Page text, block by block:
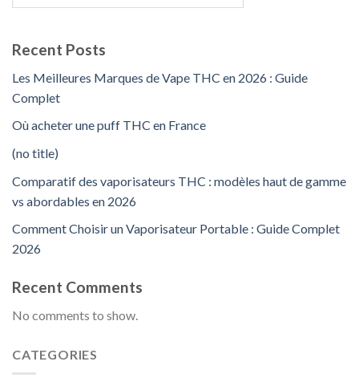
Recent Posts
Les Meilleures Marques de Vape THC en 2026 : Guide
Complet
Où acheter une puff THC en France
(no title)
Comparatif des vaporisateurs THC : modèles haut de gamme
vs abordables en 2026
Comment Choisir un Vaporisateur Portable : Guide Complet
2026
Recent Comments
No comments to show.
CATEGORIES